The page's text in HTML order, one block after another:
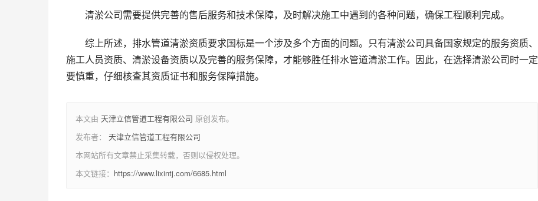
清淤公司需要提供完善的售后服务和技术保障，及时解决施工中遇到的各种问题，确保工程顺利完成。
综上所述，排水管道清淤资质要求国标是一个涉及多个方面的问题。只有清淤公司具备国家规定的服务资质、
施工人员资质、清淤设备资质以及完善的服务保障，才能够胜任排水管道清淤工作。因此，在选择清淤公司时一定
要慎重，仔细核查其资质证书和服务保障措施。
本文由 天津立信管道工程有限公司 原创发布。
发布者： 天津立信管道工程有限公司
本网站所有文章禁止采集转载，否则以侵权处理。
本文链接： https://www.lixintj.com/6685.html